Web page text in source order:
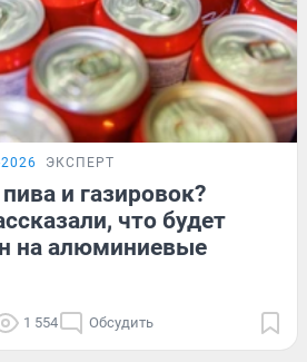
ЭКСПЕРТ
и газировок?
что будет
на алюминиевые
1 554 Обсудить